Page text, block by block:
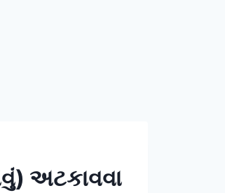
અટકાવવા